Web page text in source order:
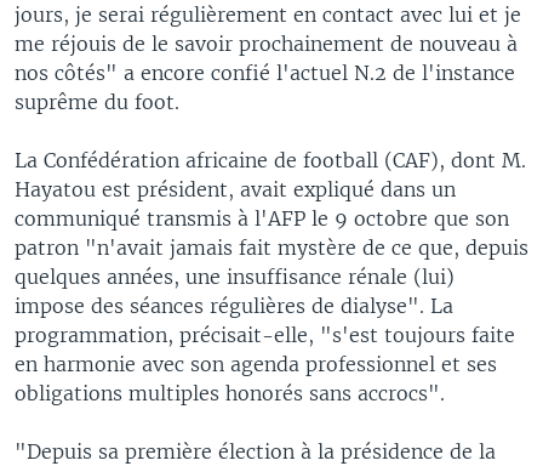
jours, je serai régulièrement en contact avec lui et je
me réjouis de le savoir prochainement de nouveau à
nos côtés" a encore confié l'actuel N.2 de l'instance
suprême du foot.
La Confédération africaine de football (CAF), dont M.
Hayatou est président, avait expliqué dans un
communiqué transmis à l'AFP le 9 octobre que son
patron "n'avait jamais fait mystère de ce que, depuis
quelques années, une insuffisance rénale (lui)
impose des séances régulières de dialyse". La
programmation, précisait-elle, "s'est toujours faite
en harmonie avec son agenda professionnel et ses
obligations multiples honorés sans accrocs".
"Depuis sa première élection à la présidence de la